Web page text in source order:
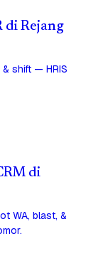
di Rejang
shift — HRIS
di
WA, blast, &